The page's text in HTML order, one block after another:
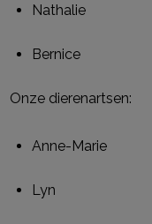
Nathalie
Bernice
Onze dierenartsen:
Anne-Marie
Lyn